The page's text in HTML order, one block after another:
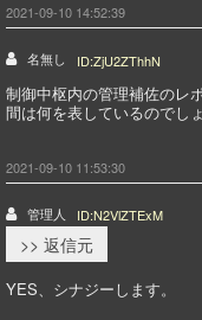
2021-09-10 14:52:39
名無し ID:ZjU2ZThhN
制御中枢内の管理補佐のレ
間は何を表しているのでし
2021-09-10 11:53:30
管理人 ID:N2VlZTExM
>> 返信元
YES、シナジーします。